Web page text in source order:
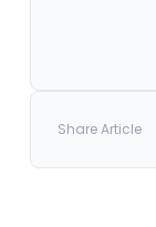
Share Article